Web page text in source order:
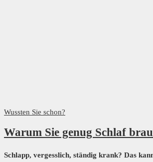
Wussten Sie schon?
Warum Sie genug Schlaf
Schlapp, vergesslich, ständig krank? Das